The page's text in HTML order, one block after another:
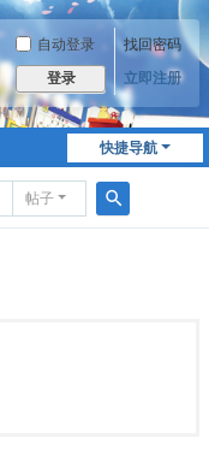
自动登录 找回密码
登录 立即注册
快捷导航
帖子
搜